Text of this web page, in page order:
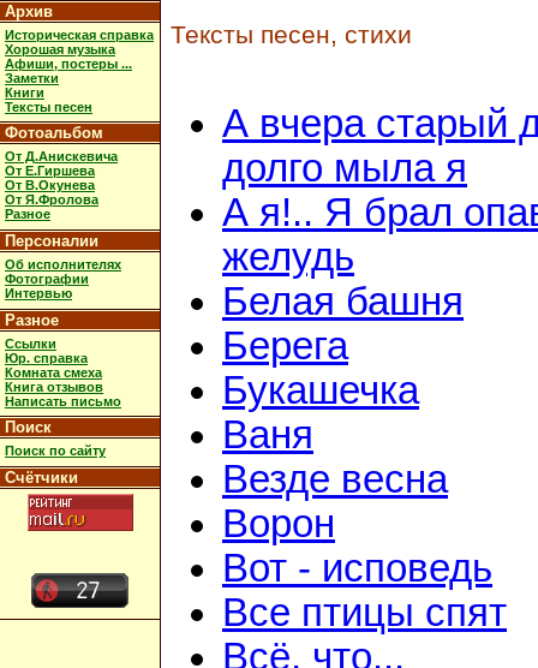
Архив
Историческая справка
Хорошая музыка
Афиши, постеры ...
Заметки
Книги
Тексты песен
Фотоальбом
От Д.Анискевича
От Е.Гиршева
От В.Окунева
От Я.Фролова
Разное
Персоналии
Об исполнителях
Фотографии
Интервью
Разное
Ссылки
Юр. справка
Комната смеха
Книга отзывов
Написать письмо
Поиск
Поиск по сайту
Счётчики
Тексты песен, стихи
А вчера старый
долго мыла я
А я!.. Я брал
желудь
Белая башня
Берега
Букашечка
Ваня
Везде весна
Ворон
Вот - исповедь
Все птицы спят
Всё, что...